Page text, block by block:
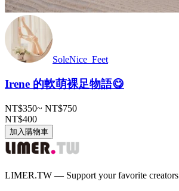
SoleNice_Feet
Irene 的軟萌裸足物語😋
NT$350~ NT$750
NT$400
加入購物車
LIMER.TW — Support your favorite creators